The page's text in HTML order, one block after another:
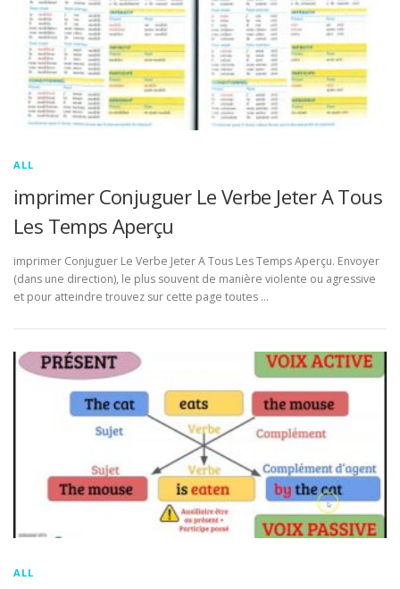
ALL
imprimer Conjuguer Le Verbe Jeter A Tous
Les Temps Aperçu
imprimer Conjuguer Le Verbe Jeter A Tous Les Temps Aperçu. Envoyer
(dans une direction), le plus souvent de manière violente ou agressive
et pour atteindre trouvez sur cette page toutes …
ALL